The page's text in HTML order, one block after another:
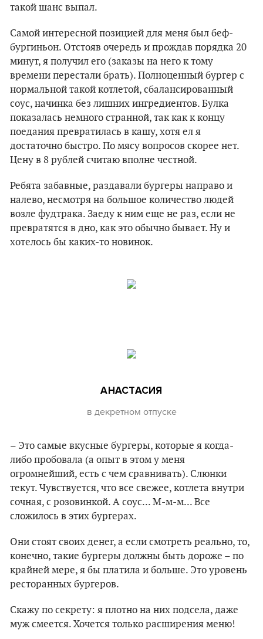
такой шанс выпал.
Самой интересной позицией для меня был беф-
бургиньон. Отстояв очередь и прождав порядка 20
минут, я получил его (заказы на него к тому
времени перестали брать). Полноценный бургер с
нормальной такой котлетой, сбалансированный
соус, начинка без лишних ингредиентов. Булка
показалась немного странной, так как к концу
поедания превратилась в кашу, хотя ел я
достаточно быстро. По мясу вопросов скорее нет.
Цену в 8 рублей считаю вполне честной.
Ребята забавные, раздавали бургеры направо и
налево, несмотря на большое количество людей
возле фудтрака. Заеду к ним еще не раз, если не
превратятся в дно, как это обычно бывает. Ну и
хотелось бы каких-то новинок.
АНАСТАСИЯ
в декретном отпуске
– Это самые вкусные бургеры, которые я когда-
либо пробовала (а опыт в этом у меня
огромнейший, есть с чем сравнивать). Слюнки
текут. Чувствуется, что все свежее, котлета внутри
сочная, с розовинкой. А соус... М-м-м... Все
сложилось в этих бургерах.
Они стоят своих денег, а если смотреть реально, то,
конечно, такие бургеры должны быть дороже – по
крайней мере, я бы платила и больше. Это уровень
ресторанных бургеров.
Скажу по секрету: я плотно на них подсела, даже
муж смеется. Хочется только расширения меню!